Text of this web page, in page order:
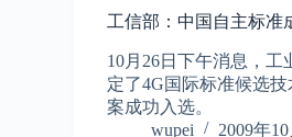
工信部：中国自主标准
10月26日下午消息，
定了4G国际标准候选
案成功入选。
wupei
2009年10